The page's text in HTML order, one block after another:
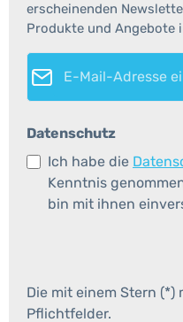
erscheinenden
Produkte und Angebote
E-Mail-Adresse*
Datenschutz
Ich habe die
Kenntnis
bin mit ihnen
Die mit einem Stern (*)
Pflichtfelder.